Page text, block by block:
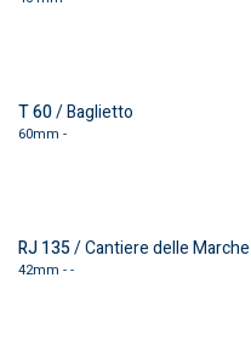
T 60/ Baglietto
60mm -
RJ 135/ Cantiere delle Marche
42mm - -